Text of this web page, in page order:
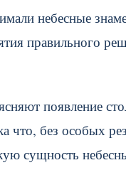
небесные
правильного
появление
что, без особых
сущность